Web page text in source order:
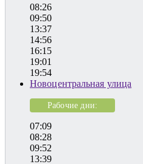
08:26
09:50
13:37
14:56
16:15
19:01
19:54
Новоцентральная улица
Рабочие дни:
07:09
08:28
09:52
13:39